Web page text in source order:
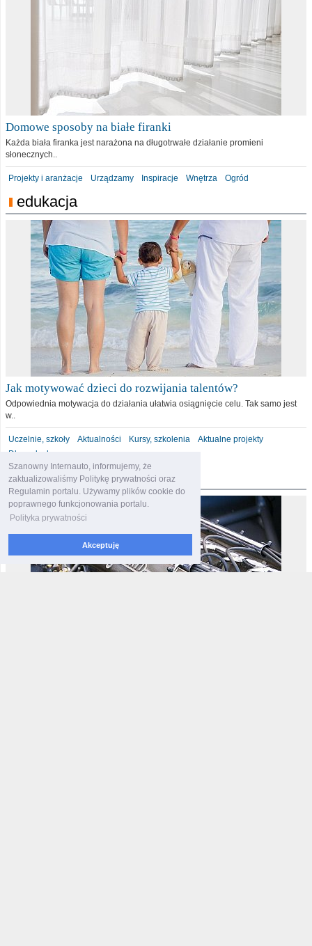
Szanowny Internauto, informujemy, że
zaktualizowaliśmy Politykę prywatności oraz
Regulamin portalu. Używamy plików cookie do
poprawnego funkcjonowania portalu.
Polityka prywatności
Akceptuję
Domowe sposoby na białe firanki
Każda biała firanka jest narażona na długotrwałe działanie promieni
słonecznych..
Projekty i aranżacje Urządzamy Inspiracje Wnętrza Ogród
edukacja
Jak motywować dzieci do rozwijania talentów?
Odpowiednia motywacja do działania ułatwia osiągnięcie celu. Tak samo jest
w..
Uczelnie, szkoły Aktualności Kursy, szkolenia
Aktualne projekty
Dla malucha
motoryzacja